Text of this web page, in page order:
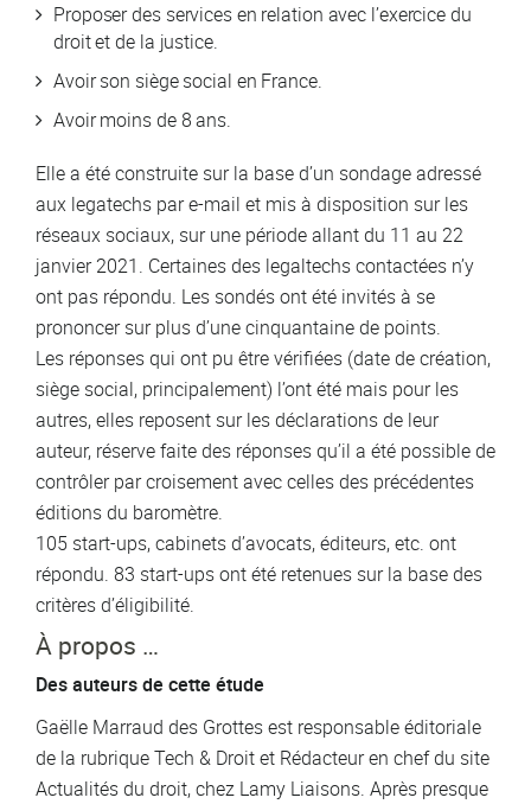
Proposer des services en relation avec l’exercice du
droit et de la justice.
Avoir son siège social en France.
Avoir moins de 8 ans.
Elle a été construite sur la base d’un sondage adressé
aux legatechs par e-mail et mis à disposition sur les
réseaux sociaux, sur une période allant du 11 au 22
janvier 2021. Certaines des legaltechs contactées n’y
ont pas répondu. Les sondés ont été invités à se
prononcer sur plus d’une cinquantaine de points.
Les réponses qui ont pu être vérifiées (date de création,
siège social, principalement) l’ont été mais pour les
autres, elles reposent sur les déclarations de leur
auteur, réserve faite des réponses qu’il a été possible de
contrôler par croisement avec celles des précédentes
éditions du baromètre.
105 start-ups, cabinets d’avocats, éditeurs, etc. ont
répondu. 83 start-ups ont été retenues sur la base des
critères d’éligibilité.
À propos …
Des auteurs de cette étude
Gaëlle Marraud des Grottes est responsable éditoriale
de la rubrique Tech & Droit et Rédacteur en chef du site
Actualités du droit, chez Lamy Liaisons. Après presque